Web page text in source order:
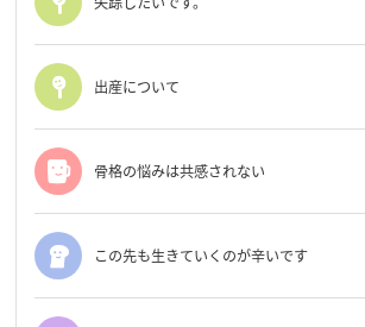
出産について
骨格の悩みは共感されない
この先も生きていくのが辛いです